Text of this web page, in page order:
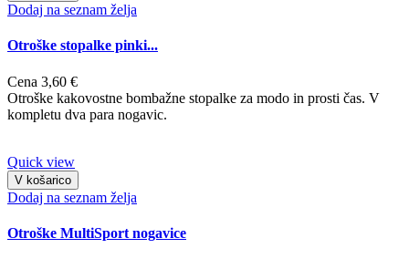
Dodaj na seznam želja
Otroške stopalke pinki...
Cena 3,60 €
Otroške kakovostne bombažne stopalke za modo in prosti čas. V
kompletu dva para nogavic.
Quick view
V košarico
Dodaj na seznam želja
Otroške MultiSport nogavice